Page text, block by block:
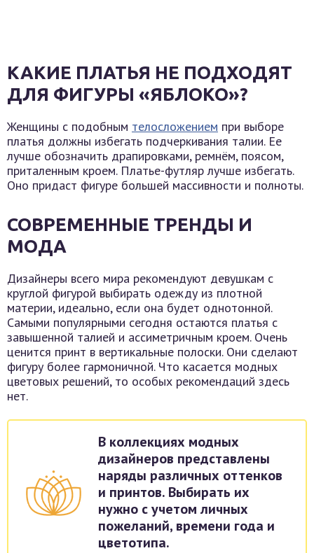
КАКИЕ ПЛАТЬЯ НЕ ПОДХОДЯТ
ДЛЯ ФИГУРЫ «ЯБЛОКО»?
Женщины с подобным телосложением при выборе
платья должны избегать подчеркивания талии. Ее
лучше обозначить драпировками, ремнём, поясом,
приталенным кроем. Платье-футляр лучше избегать.
Оно придаст фигуре большей массивности и полноты.
СОВРЕМЕННЫЕ ТРЕНДЫ И
МОДА
Дизайнеры всего мира рекомендуют девушкам с
круглой фигурой выбирать одежду из плотной
материи, идеально, если она будет однотонной.
Самыми популярными сегодня остаются платья с
завышенной талией и ассиметричным кроем. Очень
ценится принт в вертикальные полоски. Они сделают
фигуру более гармоничной. Что касается модных
цветовых решений, то особых рекомендаций здесь
нет.
В коллекциях модных
дизайнеров представлены
наряды различных оттенков
и принтов. Выбирать их
нужно с учетом личных
пожеланий, времени года и
цветотипа.